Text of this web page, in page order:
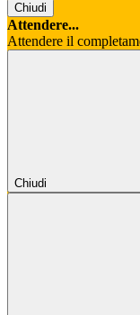
Chiudi
Attendere...
Attendere il
Chiudi